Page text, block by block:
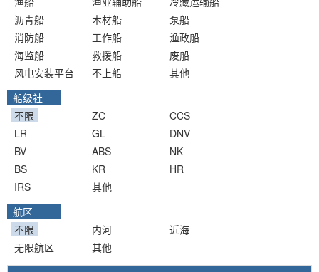
沥青船
木材船
泵船
消防船
工作船
渔政船
海监船
救援船
废船
风电安装平台
不上船
其他
船级社
不限
ZC
CCS
LR
GL
DNV
BV
ABS
NK
BS
KR
HR
IRS
其他
航区
不限
内河
近海
无限航区
其他